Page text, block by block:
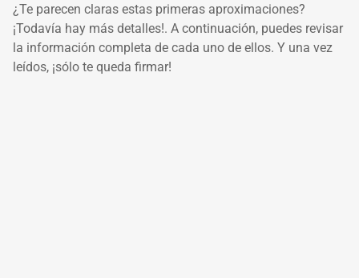
¿Te parecen claras estas primeras aproximaciones?
¡Todavía hay más detalles!. A continuación, puedes revisar
la información completa de cada uno de ellos. Y una vez
leídos, ¡sólo te queda firmar!